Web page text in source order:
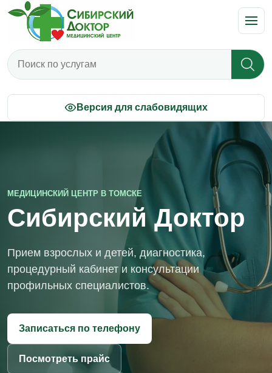
Поиск по услугам
Версия для слабовидящих
МЕДИЦИНСКИЙ ЦЕНТР В ТОМСКЕ
Сибирский Доктор
Прием взрослых и детей, диагностика,
процедурный кабинет и консультации
профильных специалистов.
Записаться по телефону
Посмотреть прайс